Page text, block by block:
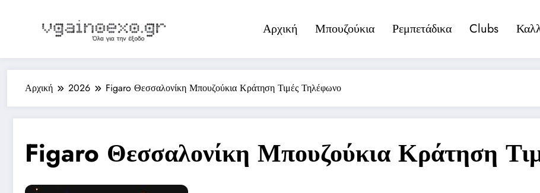
Αρχική Μπουζούκια Ρεμπετάδικα Clubs
Αρχική 2026 Figaro Θεσσαλονίκη Μπουζούκια Κράτηση Τιμές Τηλέφωνο
Figaro Θεσσαλονίκη Μπουζούκια Κράτηση